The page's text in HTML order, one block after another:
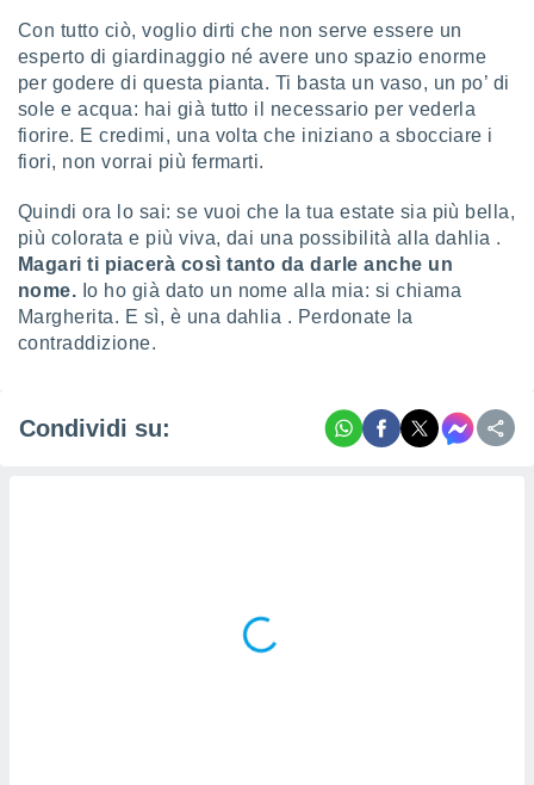
Con tutto ciò, voglio dirti che non serve essere un
esperto di giardinaggio né avere uno spazio enorme
per godere di questa pianta. Ti basta un vaso, un po’ di
sole e acqua: hai già tutto il necessario per vederla
fiorire. E credimi, una volta che iniziano a sbocciare i
fiori, non vorrai più fermarti.
Quindi ora lo sai: se vuoi che la tua estate sia più bella,
più colorata e più viva, dai una possibilità alla dahlia .
Magari ti piacerà così tanto da darle anche un
nome. Io ho già dato un nome alla mia: si chiama
Margherita. E sì, è una dahlia . Perdonate la
contraddizione.
Condividi su: